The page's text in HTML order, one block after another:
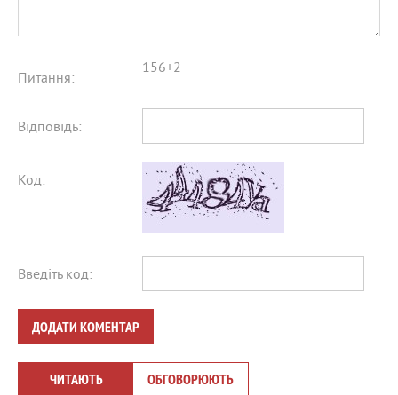
Питання:
156+2
Відповідь:
Код:
Введіть код:
ДОДАТИ КОМЕНТАР
ЧИТАЮТЬ ОБГОВОРЮЮТЬ